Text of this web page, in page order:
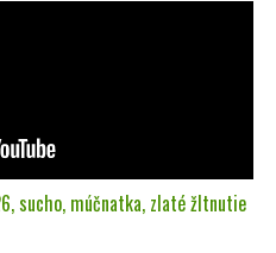
sucho, múčnatka, zlaté žltnutie